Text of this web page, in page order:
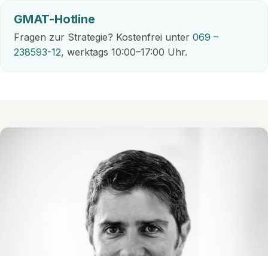
GMAT-Hotline
Fragen zur Strategie? Kostenfrei unter 069 –
238593-12, werktags 10:00–17:00 Uhr.